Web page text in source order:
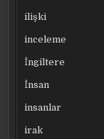
ilişki
inceleme
İngiltere
İnsan
insanlar
irak